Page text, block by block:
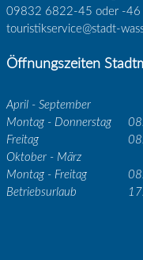
09832 6822-45 oder -46
touristikservice@stadt-
Öffnungszeiten
April - September
Montag - Donnerstag
Freitag
Oktober - März
Montag - Freitag
Betriebsurlaub